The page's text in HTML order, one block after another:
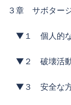
３章 サボター
▼１ 個人的
▼２ 破壊活
▼３ 安全な